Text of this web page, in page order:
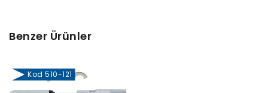
Benzer Ürünler
Kod 510-121